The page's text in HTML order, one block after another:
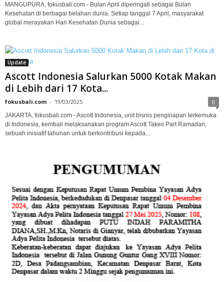
MANGUPURA, fokusbali.com - Bulan April diperingati sebagai Bulan
Kesehatan di berbagai belahan dunia. Setiap tanggal 7 April, masyarakat
global merayakan Hari Kesehatan Dunia sebagai...
Update
Ascott Indonesia Salurkan 5000 Kotak Makan
di Lebih dari 17 Kota...
fokusbali.com - 19/03/2025 0
JAKARTA, fokusbali.com - Ascott Indonesia, unit bisnis penginapan terkemuka
di Indonesia, kembali melaksanakan program Ascott Takes Part Ramadan,
sebuah inisiatif tahunan untuk berkontribusi kepada...